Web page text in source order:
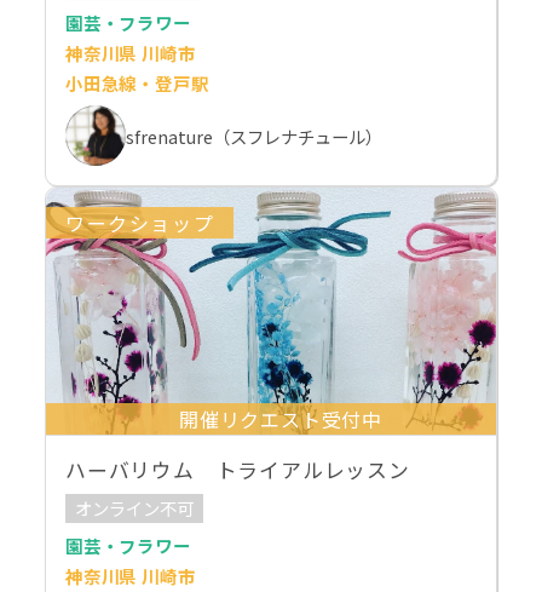
園芸・フラワー
神奈川県 川崎市
小田急線・登戸駅
sfrenature（スフレナチュール）
ワークショップ
開催リクエスト受付中
ハーバリウム トライアルレッスン
オンライン不可
園芸・フラワー
神奈川県 川崎市